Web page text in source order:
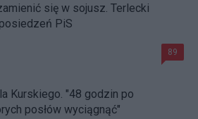
się w sojusz. Terlecki
PiS
89
Kurskiego. "48 godzin po
posłów wyciągnąć"